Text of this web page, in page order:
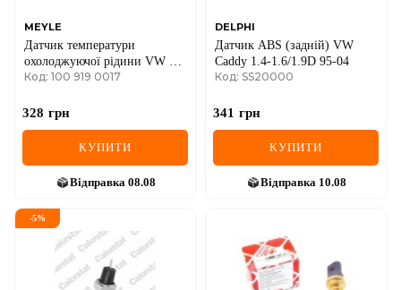
MEYLE
Датчик температури
охолоджуючої рідини VW T4
2.5TDI
Код: 100 919 0017
328 грн
КУПИТИ
Відправка 08.08
DELPHI
Датчик ABS (задній) VW
Caddy 1.4-1.6/1.9D 95-04
Код: SS20000
341 грн
КУПИТИ
Відправка 10.08
-5%